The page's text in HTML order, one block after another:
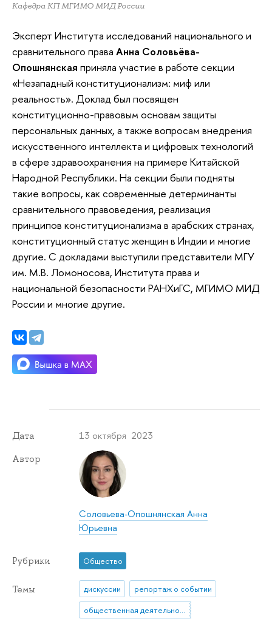
Кафедра КП МГИМО МИД России
Эксперт Института исследований национального и
сравнительного права Анна Соловьёва-
Опошнянская приняла участие в работе секции
«Незападный конституционализм: миф или
реальность». Доклад был посвящен
конституционно-правовым основам защиты
персональных данных, а также вопросам внедрения
искусственного интеллекта и цифровых технологий
в сфере здравоохранения на примере Китайской
Народной Республики. На секции были подняты
такие вопросы, как современные детерминанты
сравнительного правоведения, реализация
принципов конституционализма в арабских странах,
конституционный статус женщин в Индии и многие
другие. С докладами выступили представители МГУ
им. М.В. Ломоносова, Института права и
национальной безопасности РАНХиГС, МГИМО МИД
России и многие другие.
Дата 13 октября 2023
Автор
Соловьева-Опошнянская Анна
Юрьевна
Рубрики Общество
Темы дискуссии
репортаж о событии
общественная деятельность